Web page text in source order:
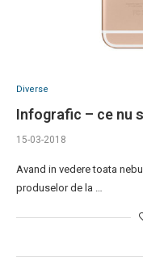
Diverse
Infografic – ce nu
15-03-2018
Avand in vedere toata
produselor de la …